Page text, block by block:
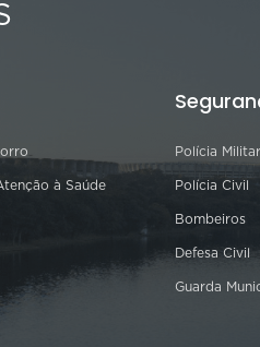
à Saúde
Polícia Militar
Polícia Civil
Bombeiros
Defesa Civil
Guarda